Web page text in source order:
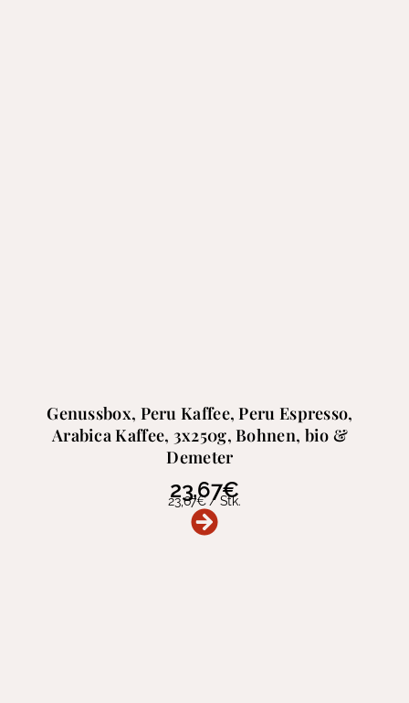
Genussbox, Peru Kaffee, Peru Espresso,
Arabica Kaffee, 3x250g, Bohnen, bio &
Demeter
23,67€
23,67€/Stk.